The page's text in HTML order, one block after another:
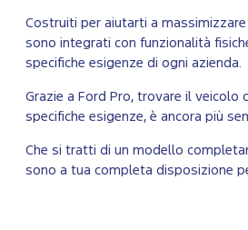
Costruiti per aiutarti a
sono integrati con funzionalità
specifiche esigenze di ogni azienda.
Grazie a Ford Pro, trovare il
specifiche esigenze, è ancora più
Che si tratti di un modello
sono a tua completa disposizione